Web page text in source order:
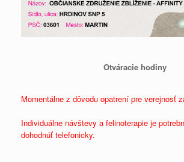
Otváracie hodiny
Momentálne z dôvodu opatrení pre verejnosť
Individuálne návštevy a felinoterapie je
dohodnúť telefonicky.